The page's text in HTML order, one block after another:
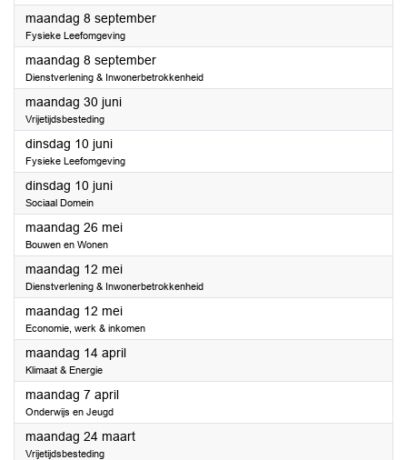
maandag 8 september2025
Fysieke Leefomgeving
maandag 8 september2025
Dienstverlening & Inwonerbetrokkenheid
maandag 30 juni2025
Vrijetijdsbesteding
dinsdag 10 juni2025
Fysieke Leefomgeving
dinsdag 10 juni2025
Sociaal Domein
maandag 26 mei2025
Bouwen en Wonen
maandag 12 mei2025
Dienstverlening & Inwonerbetrokkenheid
maandag 12 mei2025
Economie, werk & inkomen
maandag 14 april2025
Klimaat & Energie
maandag 7 april2025
Onderwijs en Jeugd
maandag 24 maart2025
Vrijetijdsbesteding